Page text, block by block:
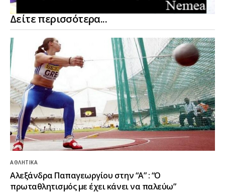
Δείτε περισσότερα...
ΑΘΛΗΤΙΚΆ
Αλεξάνδρα Παπαγεωργίου στην “Α” : “Ο
πρωταθλητισμός με έχει κάνει να παλεύω”